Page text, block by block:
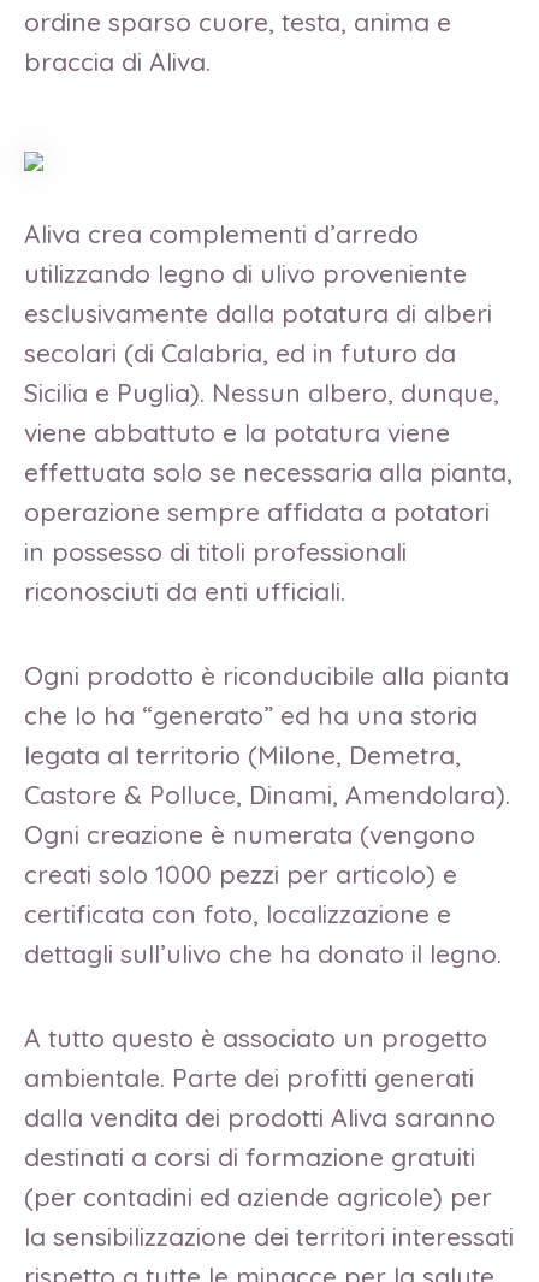
ordine sparso cuore, testa, anima e
braccia di Aliva.
Aliva crea complementi d’arredo
utilizzando legno di ulivo proveniente
esclusivamente dalla potatura di alberi
secolari (di Calabria, ed in futuro da
Sicilia e Puglia). Nessun albero, dunque,
viene abbattuto e la potatura viene
effettuata solo se necessaria alla pianta,
operazione sempre affidata a potatori
in possesso di titoli professionali
riconosciuti da enti ufficiali.
Ogni prodotto è riconducibile alla pianta
che lo ha “generato” ed ha una storia
legata al territorio (Milone, Demetra,
Castore & Polluce, Dinami, Amendolara).
Ogni creazione è numerata (vengono
creati solo 1000 pezzi per articolo) e
certificata con foto, localizzazione e
dettagli sull’ulivo che ha donato il legno.
A tutto questo è associato un progetto
ambientale. Parte dei profitti generati
dalla vendita dei prodotti Aliva saranno
destinati a corsi di formazione gratuiti
(per contadini ed aziende agricole) per
la sensibilizzazione dei territori interessati